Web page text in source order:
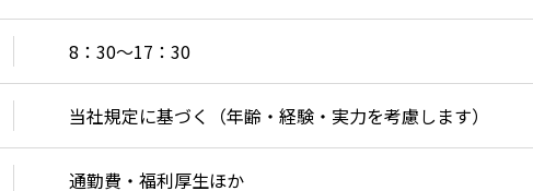
8：30～17：30
当社規定に基づく（年齢・経験・実力を考慮します）
通勤費・福利厚生ほか